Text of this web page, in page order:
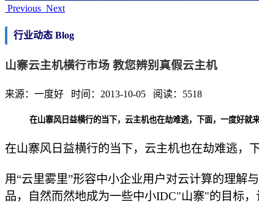
Previous Next
行业动态 Blog
山寨云主机横行市场 教您辨别真假云主机
来源：一度好 时间：2013-10-05 阅读：5518
在山寨风日益横行的当下，云主机也在劫难逃，下面，一度好就
在山寨风日益横行的当下，云主机也在劫难逃，
用“云里雾里”形容中小企业用户对云计算的理解
品，自然而然地成为一些中小IDC"山寨"的目标